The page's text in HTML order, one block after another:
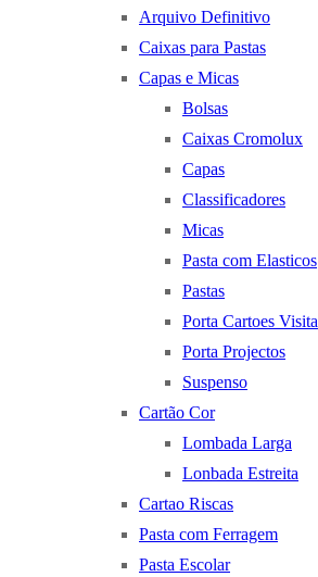
Arquivo Definitivo
Caixas para Pastas
Capas e Micas
Bolsas
Caixas Cromolux
Capas
Classificadores
Micas
Pasta com Elasticos
Pastas
Porta Cartoes Visita
Porta Projectos
Suspenso
Cartão Cor
Lombada Larga
Lonbada Estreita
Cartao Riscas
Pasta com Ferragem
Pasta Escolar